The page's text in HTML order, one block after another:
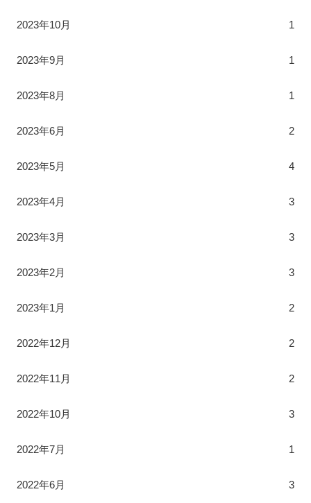
2023年10月 1
2023年9月 1
2023年8月 1
2023年6月 2
2023年5月 4
2023年4月 3
2023年3月 3
2023年2月 3
2023年1月 2
2022年12月 2
2022年11月 2
2022年10月 3
2022年7月 1
2022年6月 3